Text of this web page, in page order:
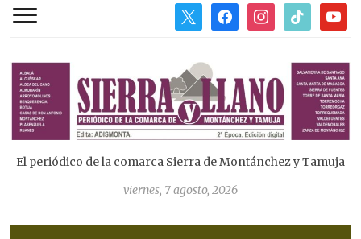
facebookinstagram
tiktok
El periódico de la comarca Sierra de Montánchez y Tamuja
viernes, 7 agosto, 2026